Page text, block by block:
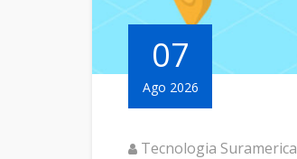
07
Ago 2026
Tecnologia Suramerica